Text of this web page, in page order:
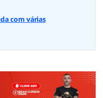
com várias